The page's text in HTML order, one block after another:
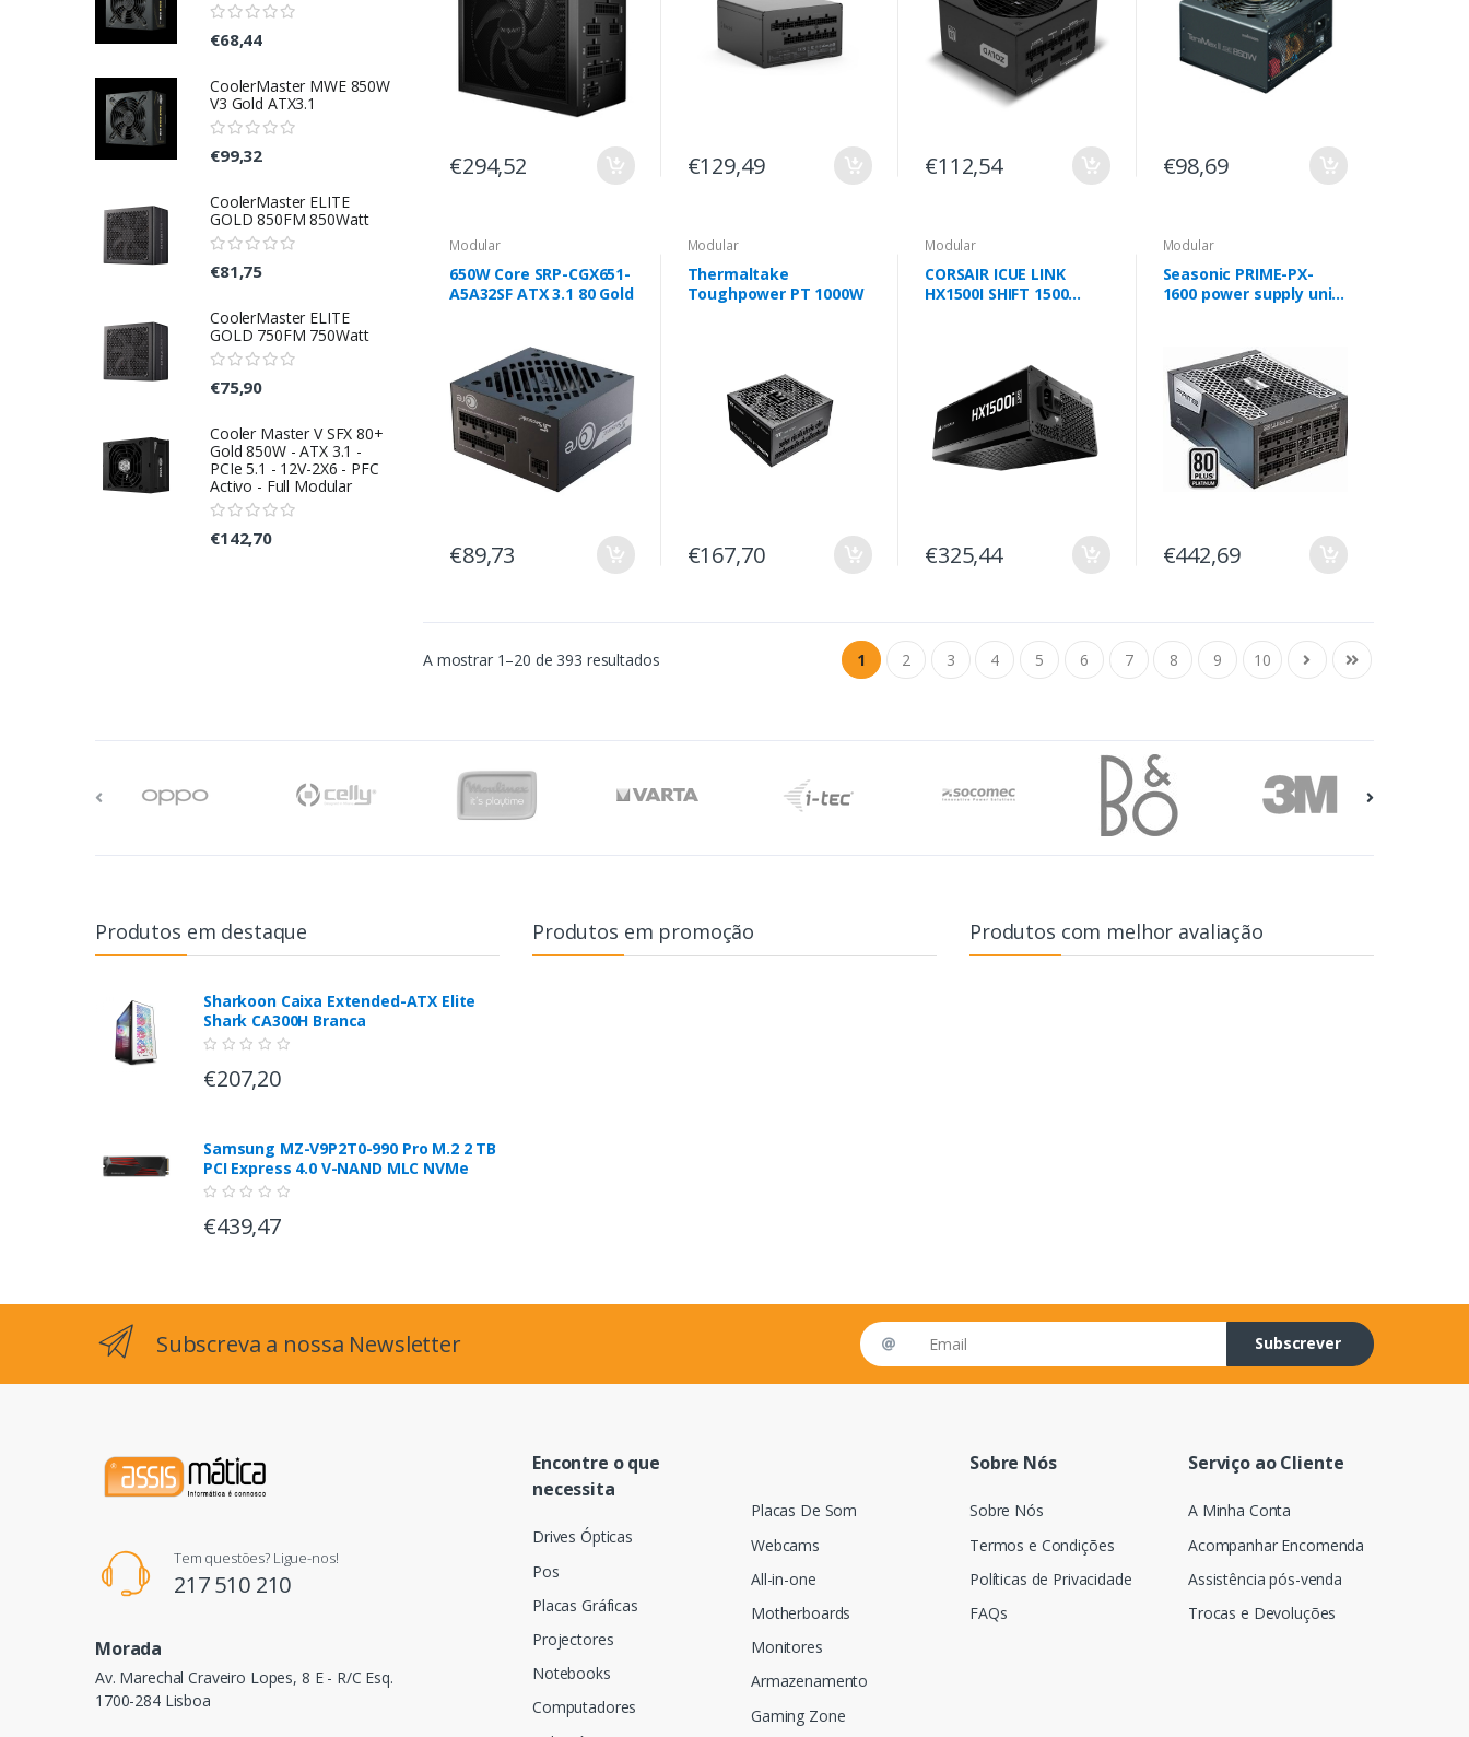
€68,44
CoolerMaster MWE 850W
V3 Gold ATX3.1
€99,32
CoolerMaster ELITE
GOLD 850FM 850Watt
€81,75
CoolerMaster ELITE
GOLD 750FM 750Watt
€75,90
Cooler Master V SFX 80+
Gold 850W - ATX 3.1 -
PCIe 5.1 - 12V-2X6 - PFC
Activo - Full Modular
€142,70
€294,52 €129,49 €112,54 €98,69
Modular
650W Core SRP-CGX651-
A5A32SF ATX 3.1 80 Gold
€89,73
Modular
Thermaltake
Toughpower PT 1000W
€167,70
Modular
CORSAIR ICUE LINK
HX1500I SHIFT 1500
€325,44
Modular
Seasonic PRIME-PX-
1600 power supply unit
€442,69
A mostrar 1–20 de 393 resultados 1 2 3 4 5 6 7 8 9 10
Produtos em destaque
Sharkoon Caixa Extended-ATX Elite
Shark CA300H Branca
€207,20
Samsung MZ-V9P2T0-990 Pro M.2 2 TB
PCI Express 4.0 V-NAND MLC NVMe
€439,47
Produtos em promoção Produtos com melhor avaliação
Subscreva a nossa Newsletter Email address
Subscrever
Tem questões? Ligue-nos!
217 510 210
Morada
Av. Marechal Craveiro Lopes, 8 E - R/C Esq.
1700-284 Lisboa
Encontre o que
necessita
Drives Ópticas
Pos
Placas Gráficas
Projectores
Notebooks
Computadores
Placas De Som
Webcams
All-in-one
Motherboards
Monitores
Armazenamento
Gaming Zone
Sobre Nós
Sobre Nós
Termos e Condições
Políticas de Privacidade
FAQs
Serviço ao Cliente
A Minha Conta
Acompanhar Encomenda
Assistência pós-venda
Trocas e Devoluções